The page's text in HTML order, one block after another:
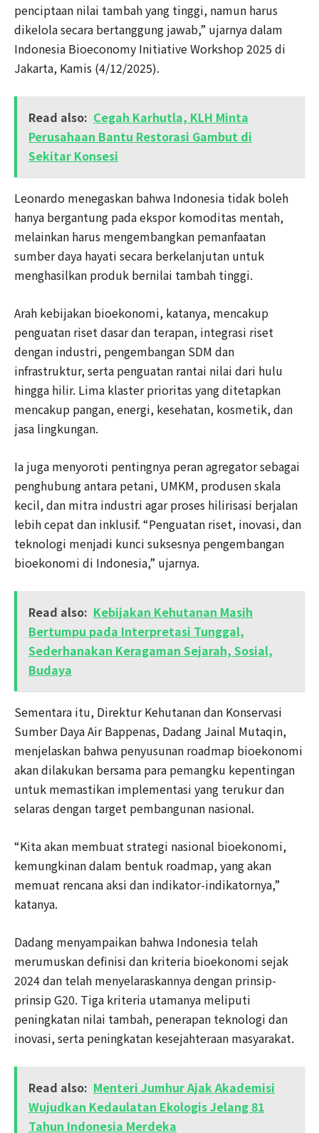
penciptaan nilai tambah yang tinggi, namun harus
dikelola secara bertanggung jawab,” ujarnya dalam
Indonesia Bioeconomy Initiative Workshop 2025 di
Jakarta, Kamis (4/12/2025).
Read also: Cegah Karhutla, KLH Minta
Perusahaan Bantu Restorasi Gambut di
Sekitar Konsesi
Leonardo menegaskan bahwa Indonesia tidak boleh
hanya bergantung pada ekspor komoditas mentah,
melainkan harus mengembangkan pemanfaatan
sumber daya hayati secara berkelanjutan untuk
menghasilkan produk bernilai tambah tinggi.
Arah kebijakan bioekonomi, katanya, mencakup
penguatan riset dasar dan terapan, integrasi riset
dengan industri, pengembangan SDM dan
infrastruktur, serta penguatan rantai nilai dari hulu
hingga hilir. Lima klaster prioritas yang ditetapkan
mencakup pangan, energi, kesehatan, kosmetik, dan
jasa lingkungan.
Ia juga menyoroti pentingnya peran agregator sebagai
penghubung antara petani, UMKM, produsen skala
kecil, dan mitra industri agar proses hilirisasi berjalan
lebih cepat dan inklusif. “Penguatan riset, inovasi, dan
teknologi menjadi kunci suksesnya pengembangan
bioekonomi di Indonesia,” ujarnya.
Read also: Kebijakan Kehutanan Masih
Bertumpu pada Interpretasi Tunggal,
Sederhanakan Keragaman Sejarah, Sosial,
Budaya
Sementara itu, Direktur Kehutanan dan Konservasi
Sumber Daya Air Bappenas, Dadang Jainal Mutaqin,
menjelaskan bahwa penyusunan roadmap bioekonomi
akan dilakukan bersama para pemangku kepentingan
untuk memastikan implementasi yang terukur dan
selaras dengan target pembangunan nasional.
“Kita akan membuat strategi nasional bioekonomi,
kemungkinan dalam bentuk roadmap, yang akan
memuat rencana aksi dan indikator-indikatornya,”
katanya.
Dadang menyampaikan bahwa Indonesia telah
merumuskan definisi dan kriteria bioekonomi sejak
2024 dan telah menyelaraskannya dengan prinsip-
prinsip G20. Tiga kriteria utamanya meliputi
peningkatan nilai tambah, penerapan teknologi dan
inovasi, serta peningkatan kesejahteraan masyarakat.
Read also: Menteri Jumhur Ajak Akademisi
Wujudkan Kedaulatan Ekologis Jelang 81
Tahun Indonesia Merdeka